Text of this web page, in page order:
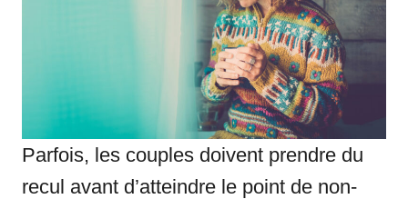
Parfois, les couples doivent prendre du
recul avant d’atteindre le point de non-